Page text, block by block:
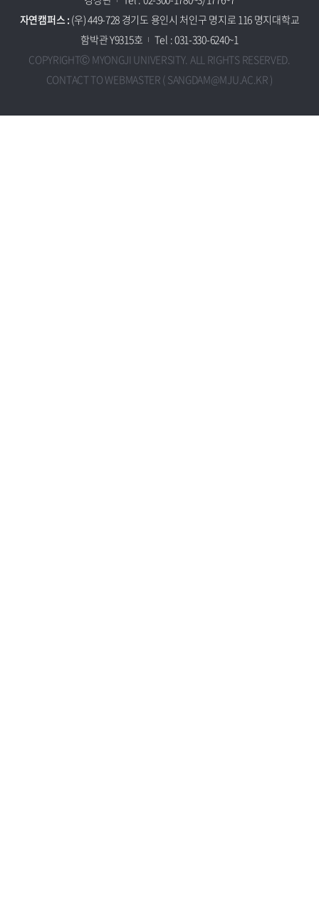
자연캠퍼스 : (우) 449-728 경기도 용인시 처인구 명지로 116 명지대학교
함박관 Y9315호
Tel : 031-330-6240~1
COPYRIGHTⒸ MYONGJI UNIVERSITY. ALL RIGHTS RESERVED.
CONTACT TO WEBMASTER ( SANGDAM@MJU.AC.KR )